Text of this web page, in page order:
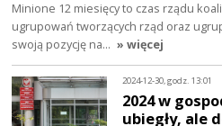
Minione 12 miesięcy to czas rządu
ugrupowań tworzących rząd oraz
swoją pozycję na… » więcej
2024-12-30, godz. 13:01
2024 w
ubiegły, ale